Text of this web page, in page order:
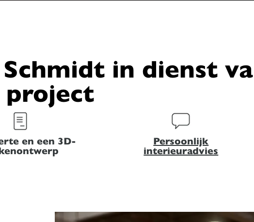
in dienst
project
en een 3D-
Persoonlijk
interieuradvies